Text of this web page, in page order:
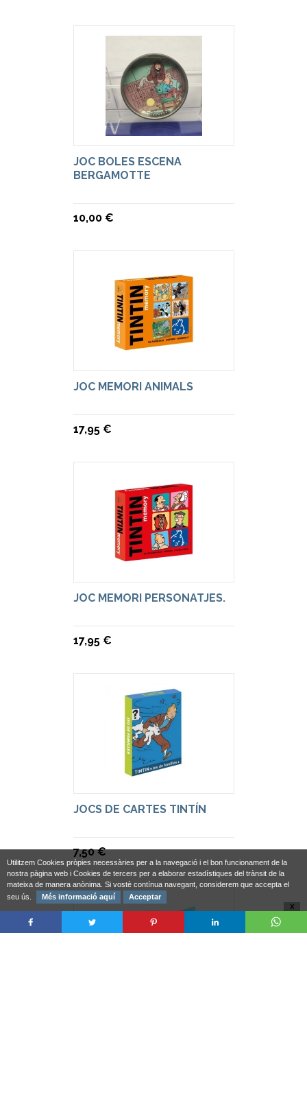
JOC BOLES ESCENA
BERGAMOTTE
10,00 €
JOC MEMORI ANIMALS
17,95 €
JOC MEMORI PERSONATJES.
17,95 €
JOCS DE CARTES TINTÍN
7,50 €
Utilitzem Cookies pròpies necessàries per a la navegació i el bon funcionament de la
nostra pàgina web i Cookies de tercers per a elaborar estadístiques del trànsit de la
mateixa de manera anònima. Si vostè contínua navegant, considerem que accepta el
seu ús.
Més informació aquí Acceptar
X